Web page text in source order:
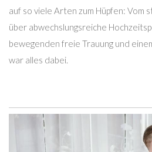
auf so viele Arten zum Hüpfen: Vom
über abwechslungsreiche
bewegenden freie Trauung und
war alles dabei.